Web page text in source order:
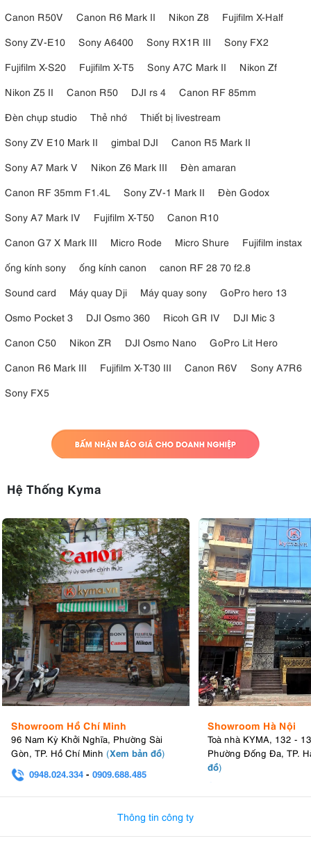
Canon R50V
Canon R6 Mark II Nikon Z8
Fujifilm X-Half
Sony ZV-E10
Sony A6400 Sony RX1R III
Sony FX2
Fujifilm X-S20
Fujifilm X-T5 Sony A7C Mark II
Nikon Zf
Nikon Z5 II
Canon R50 DJI rs 4
Canon RF 85mm
Đèn chụp studio
Thẻ nhớ
Thiết bị livestream
Sony ZV E10 Mark II
gimbal DJI
Canon R5 Mark II
Sony A7 Mark V
Nikon Z6 Mark III
Đèn amaran
Canon RF 35mm F1.4L
Sony ZV-1 Mark II
Đèn Godox
Sony A7 Mark IV
Fujifilm X-T50
Canon R10
Canon G7 X Mark III
Micro Rode Micro Shure
Fujifilm instax
ống kính sony
ống kính canon
canon RF 28 70 f2.8
Sound card
Máy quay Dji Máy quay sony
GoPro hero 13
Osmo Pocket 3
DJI Osmo 360 Ricoh GR IV
DJI Mic 3
Canon C50
Nikon ZR DJI Osmo Nano
GoPro Lit Hero
Canon R6 Mark III
Fujifilm X-T30 III Canon R6V
Sony A7R6
Sony FX5
Hệ Thống Kyma
Showroom Hồ Chí Minh
96 Nam Kỳ Khởi Nghĩa, Phường Sài
Gòn, TP. Hồ Chí Minh (Xem bản đồ)
0948.024.334 - 0909.688.485
Showroom Hà Nội
Toà nhà KYMA, 132 -
Phường Đống Đa, TP.
đồ)
Thông tin công ty